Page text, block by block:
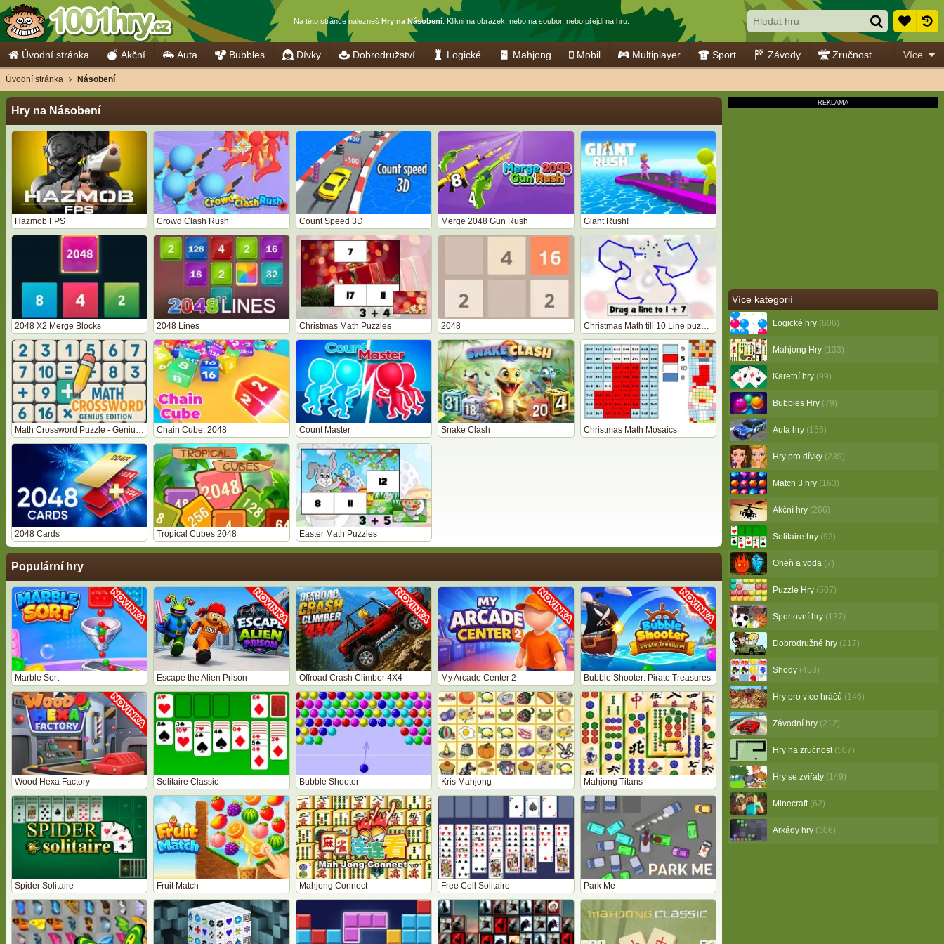
Na této stránce nalezneš Hry na Násobení . Klikni na obrázek, nebo na soubor, nebo přejdi na hru.
Úvodní stránka Akční Auta Bubbles Dívky Dobrodružství Logické Mahjong Mobil Multiplayer Sport Závody Zručnost Více
Hry na Násobení
Hazmob FPS Crowd Clash Rush Count Speed 3D Merge 2048 Gun Rush Giant Rush!
2048 X2 Merge Blocks 2048 Lines Christmas Math Puzzles 2048 Christmas Math till 10 Line puzzles
Math Crossword Puzzle - Genius Edition Chain Cube: 2048 Count Master Snake Clash Christmas Math Mosaics
2048 Cards Tropical Cubes 2048 Easter Math Puzzles
Populární hry
Marble Sort Escape the Alien Prison Offroad Crash Climber 4X4 My Arcade Center 2 Bubble Shooter: Pirate Treasures
Wood Hexa Factory Solitaire Classic Bubble Shooter Kris Mahjong Mahjong Titans
Spider Solitaire Fruit Match Mahjong Connect Free Cell Solitaire Park Me
Více kategorií
Logické hry (606)
Mahjong Hry (133)
Karetní hry (99)
Bubbles Hry (79)
Auta hry (156)
Hry pro dívky (239)
Match 3 hry (163)
Akční hry (266)
Solitaire hry (92)
Oheň a voda (7)
Puzzle Hry (507)
Sportovní hry (137)
Dobrodružné hry (217)
Shody (453)
Hry pro více hráčů (146)
Závodní hry (212)
Hry na zručnost (507)
Hry se zvířaty (149)
Minecraft (62)
Arkády hry (306)
Úvodní stránka Násobení